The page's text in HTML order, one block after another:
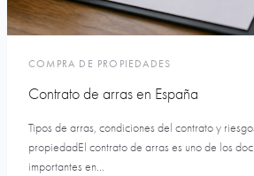
COMPRA DE PROPIEDADES
Contrato de arras en España
Tipos de arras, condiciones del contrato y
propiedadEl contrato de arras es uno de los
importantes en...